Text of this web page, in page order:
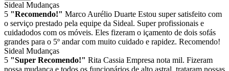
Sideal Mudanças
5 "Recomendo!" Marco Aurélio Duarte Estou super satisfeito com
o serviço prestado pela equipe da Sideal. Super profissionais e
cuidadodos com os móveis. Eles fizeram o içamento de dois sofás
grandes para o 5º andar com muito cuidado e rapidez. Recomendo!
Sideal Mudanças
5 "Super Recomendo!" Rita Cassia Empresa nota mil. Fizeram